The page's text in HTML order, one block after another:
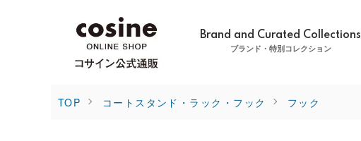
Brand and Curated Collections
ブランド・特別コレクション
TOP コートスタンド・ラック・フック フック